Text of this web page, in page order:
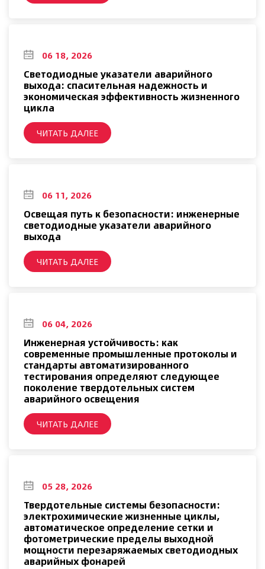
06 18, 2026
Светодиодные указатели аварийного
выхода: спасительная надежность и
экономическая эффективность жизненного
цикла
ЧИТАТЬ ДАЛЕЕ
06 11, 2026
Освещая путь к безопасности: инженерные
светодиодные указатели аварийного
выхода
ЧИТАТЬ ДАЛЕЕ
06 04, 2026
Инженерная устойчивость: как
современные промышленные протоколы и
стандарты автоматизированного
тестирования определяют следующее
поколение твердотельных систем
аварийного освещения
ЧИТАТЬ ДАЛЕЕ
05 28, 2026
Твердотельные системы безопасности:
электрохимические жизненные циклы,
автоматическое определение сетки и
фотометрические пределы выходной
мощности перезаряжаемых светодиодных
аварийных фонарей